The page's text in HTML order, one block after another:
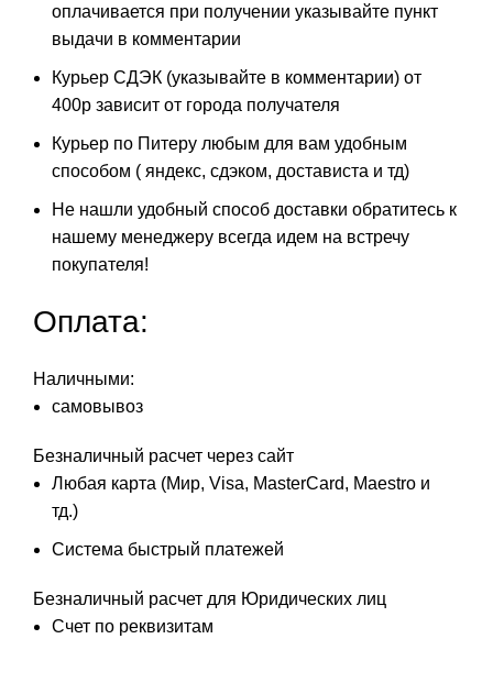
оплачивается при получении указывайте пункт
выдачи в комментарии
Курьер СДЭК (указывайте в комментарии) от
400р зависит от города получателя
Курьер по Питеру любым для вам удобным
способом ( яндекс, сдэком, достависта и тд)
Не нашли удобный способ доставки обратитесь к
нашему менеджеру всегда идем на встречу
покупателя!
Оплата:
Наличными:
самовывоз
Безналичный расчет через сайт
Любая карта (Мир, Visa, MasterCard, Maestro и
тд.)
Система быстрый платежей
Безналичный расчет для Юридических лиц
Счет по реквизитам